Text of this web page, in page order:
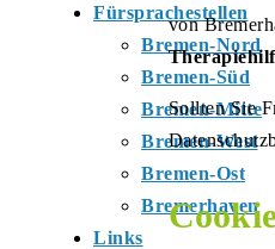
Fürsprachestellen
Bremen-Nord
Bremen-Süd
Bremen-Mitte
Bremen-West
Bremen-Ost
Bremerhaven
Links
von
Sollten Sie